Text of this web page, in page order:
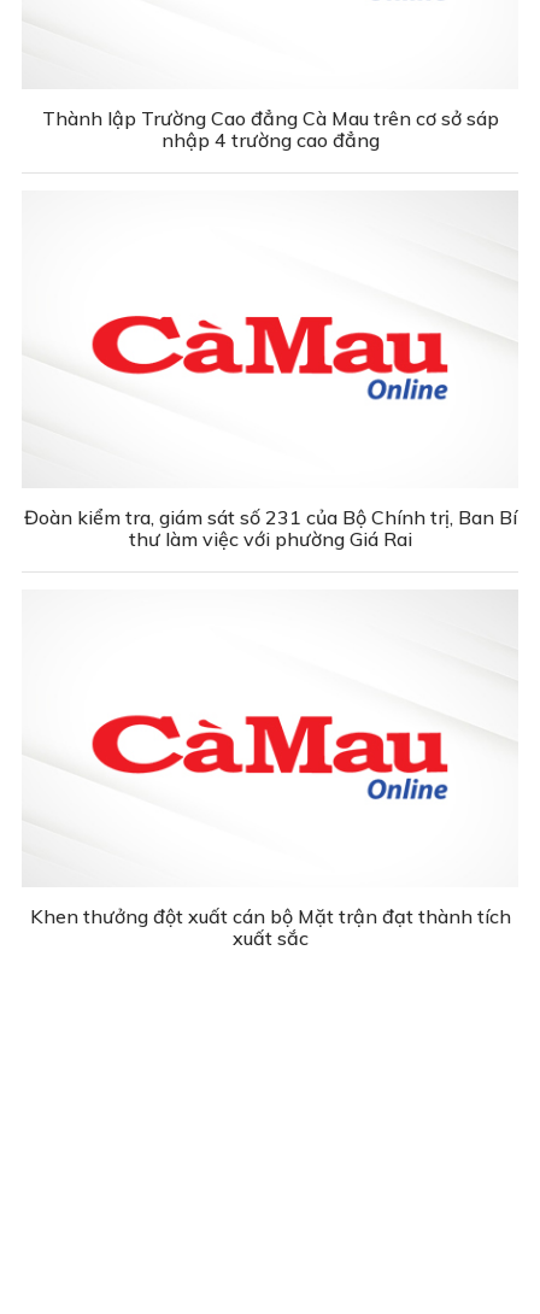
Thành lập Trường Cao đẳng Cà Mau trên cơ sở sáp
nhập 4 trường cao đẳng
Đoàn kiểm tra, giám sát số 231 của Bộ Chính trị, Ban Bí
thư làm việc với phường Giá Rai
Khen thưởng đột xuất cán bộ Mặt trận đạt thành tích
xuất sắc